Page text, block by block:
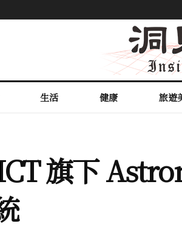
生活 健康 旅遊
旗下